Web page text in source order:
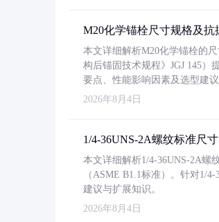
M20化学锚栓尺寸规格及抗
本文详细解析M20化学锚栓的
构后锚固技术规程》JGJ 145）
要点、性能影响因素及选型建
2026年8月4日
1/4-36UNS-2A螺纹标准尺寸
本文详细解析1/4-36UNS-2A螺
（ASME B1.1标准）。针对1/
建议与扩展知识。
2026年8月4日